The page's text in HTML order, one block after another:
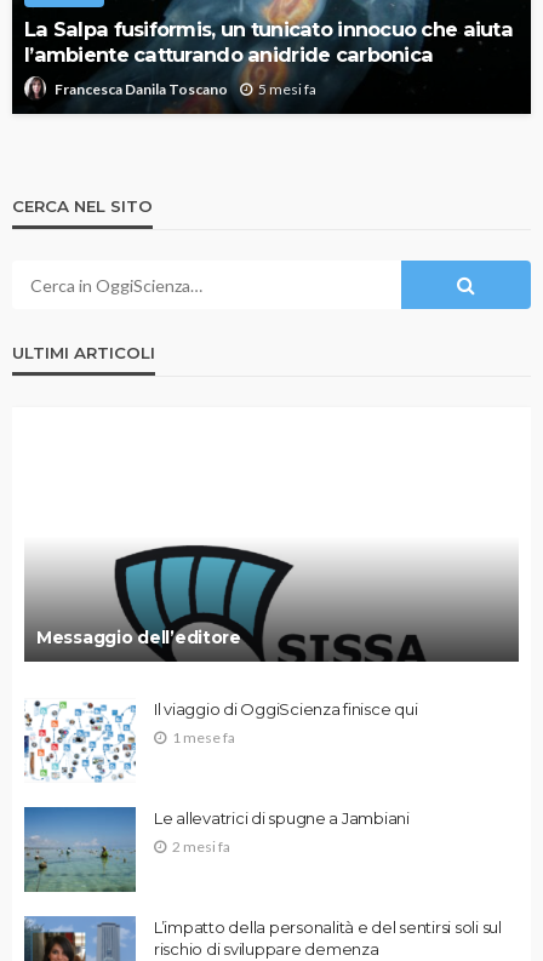
La Salpa fusiformis, un tunicato innocuo che aiuta
l’ambiente catturando anidride carbonica
Francesca Danila Toscano 5 mesi fa
CERCA NEL SITO
ULTIMI ARTICOLI
Messaggio dell’editore
Il viaggio di OggiScienza finisce qui
1 mese fa
Le allevatrici di spugne a Jambiani
2 mesi fa
L’impatto della personalità e del sentirsi soli sul
rischio di sviluppare demenza